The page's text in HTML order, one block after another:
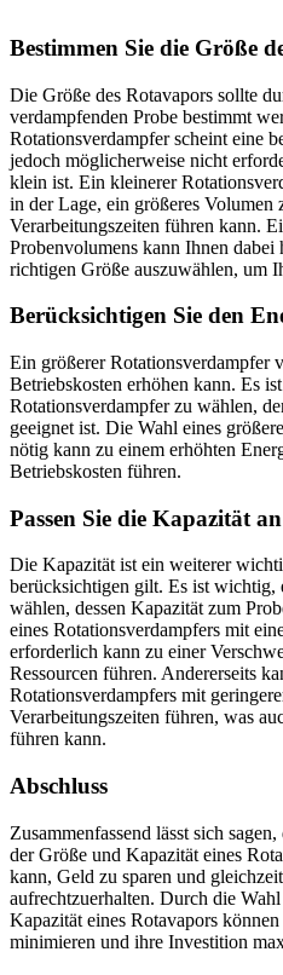
Bestimmen Sie die Größe
Die Größe des Rotavapors sollte
verdampfenden Probe bestimmt
Rotationsverdampfer scheint eine
jedoch möglicherweise nicht
klein ist. Ein kleinerer
in der Lage, ein größeres Volumen
Verarbeitungszeiten führen kann.
Probenvolumens kann Ihnen
richtigen Größe auszuwählen, um
Berücksichtigen Sie den
Ein größerer Rotationsverdampfer
Betriebskosten erhöhen kann. Es
Rotationsverdampfer zu wählen,
geeignet ist. Die Wahl eines
nötig kann zu einem erhöhten
Betriebskosten führen.
Passen Sie die Kapazität
Die Kapazität ist ein weiterer
berücksichtigen gilt. Es ist wichtig,
wählen, dessen Kapazität zum
eines Rotationsverdampfers mit
erforderlich kann zu einer
Ressourcen führen. Andererseits
Rotationsverdampfers mit
Verarbeitungszeiten führen, was
führen kann.
Abschluss
Zusammenfassend lässt sich
der Größe und Kapazität eines
kann, Geld zu sparen und
aufrechtzuerhalten. Durch die
Kapazität eines Rotavapors
minimieren und ihre Investition